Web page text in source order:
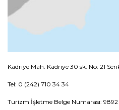
Kadriye Mah. Kadriye 30 sk. No: 21
Tel: 0 (242) 710 34 34
Turizm İşletme Belge Numarası: 9892